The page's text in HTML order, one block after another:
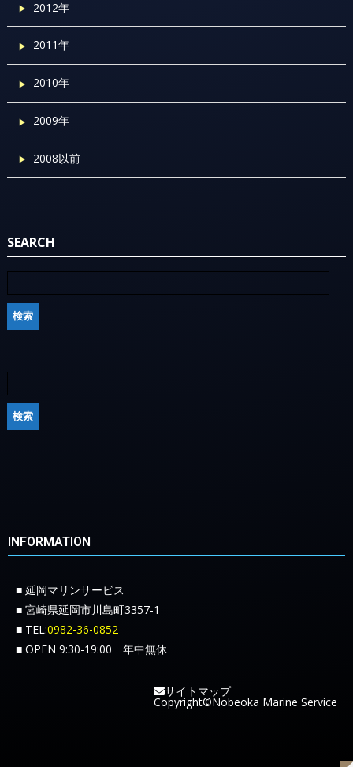
2012年
2011年
2010年
2009年
2008以前
SEARCH
INFORMATION
■ 延岡マリンサービス
■ 宮崎県延岡市川島町3357-1
■ TEL:0982-36-0852
■ OPEN 9:30-19:00 年中無休
サイトマップ
Copyright©Nobeoka Marine Service